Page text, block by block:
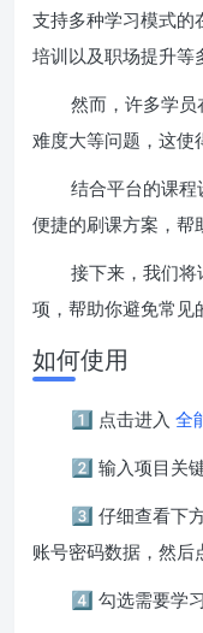
支持多种学习模式的
培训以及职场提升等
然而，许多学
难度大等问题，这使
结合平台的课程
便捷的刷课方案，帮
接下来，我们
项，帮助你避免常见
如何使用
1️⃣ 点击进入 全
2️⃣ 输入项目关
3️⃣ 仔细查看下
账号密码数据，然后
4️⃣ 勾选需要学